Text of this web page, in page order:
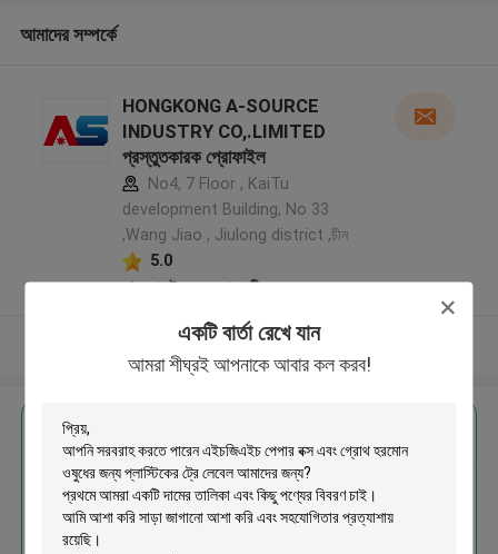
একটি বার্তা রেখে যান
আমরা শীঘ্রই আপনাকে আবার কল করব!
আমাদের সম্পর্কে
HONGKONG A-SOURCE
INDUSTRY CO,.LIMITED
প্রস্তুতকারক প্রোফাইল
No4, 7 Floor , KaiTu
development Building, No 33
,Wang Jiao , Jiulong district ,চীন
5.0
যাচাইকৃত সরবরাহকারী
আরো দেখুন
এইচজিএইচ পেপার বক্স এবং গ্রোথ হরমোন
ওষুধের জন্য প্লাস্টিকের ট্রে লেবেল